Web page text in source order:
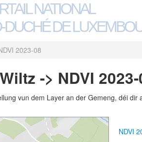
NATIONAL
DUCHÉ DE
2023-08
-> NDVI
vun dem Layer an der Gemeng, déi
NDVI